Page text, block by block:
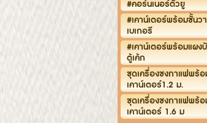
#คอร์นเนอร์ตัวยู
#เคาน์เตอร์พร้อมชั้นว
เบเกอรี
#เคาน์เตอร์พร้อมแผง
ตู้เค้ก
ชุดเครื่องชงกาแฟพร้
เคาน์เตอร์1.2 ม.
ชุดเครื่องชงกาแฟพร้
เคาน์เตอร์ 1.6 ม